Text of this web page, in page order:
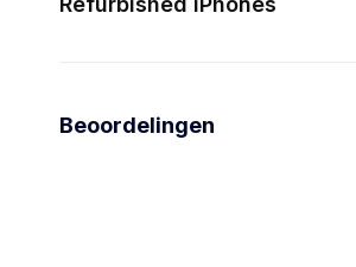
Beoordelingen